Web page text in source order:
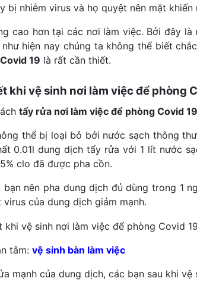
bị nhiễm virus và họ quyệt nên mặt khiến
cao hơn tại các nơi làm việc. Bởi đây
hiện nay chúng ta không thể biết
19 là rất cần thiết.
khi vệ sinh nơi làm việc để phòng
tẩy rửa nơi làm việc để phòng Covid 19
thể bị loại bỏ bởi nước sạch thông
0.01l dung dịch tẩy rửa với 1 lít nước
clo đã được pha cồn.
nên pha dung dịch đủ dùng trong 1
của dung dịch giảm mạnh.
tâm: vệ sinh bàn làm việc
mạnh của dung dịch, các bạn sau khi